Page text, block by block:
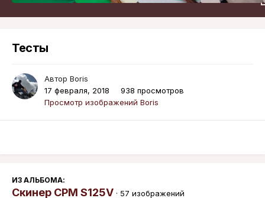
Тесты
Автор Boris
17 февраля, 2018
938 просмотров
Просмотр изображений Boris
ИЗ АЛЬБОМА:
Скинер CPM S125V · 57 изображений